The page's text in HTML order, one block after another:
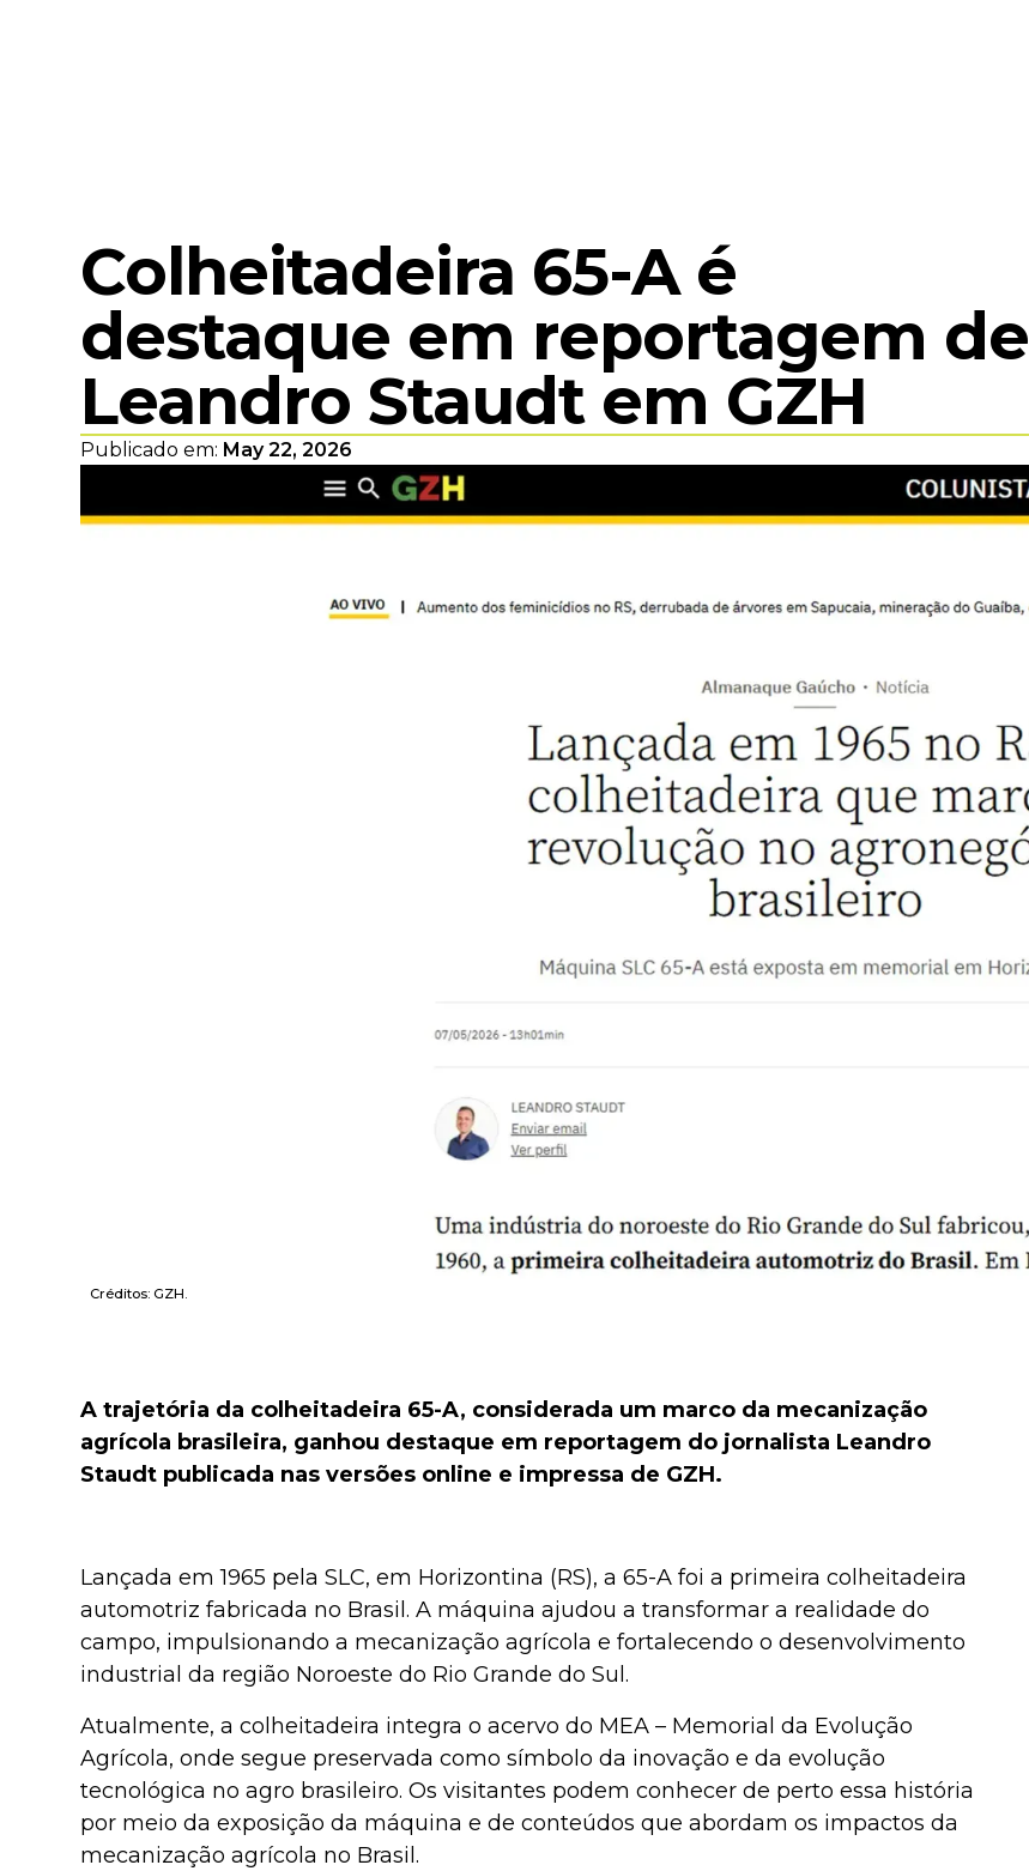
Colheitadeira 65-A é
destaque em reportagem de
Leandro Staudt em GZH
Publicado em: May 22, 2026
Créditos: GZH.
A trajetória da colheitadeira 65-A, considerada um marco da mecanização
agrícola brasileira, ganhou destaque em reportagem do jornalista Leandro
Staudt publicada nas versões online e impressa de GZH.
Lançada em 1965 pela SLC, em Horizontina (RS), a 65-A foi a primeira colheitadeira
automotriz fabricada no Brasil. A máquina ajudou a transformar a realidade do
campo, impulsionando a mecanização agrícola e fortalecendo o desenvolvimento
industrial da região Noroeste do Rio Grande do Sul.
Atualmente, a colheitadeira integra o acervo do MEA – Memorial da Evolução
Agrícola, onde segue preservada como símbolo da inovação e da evolução
tecnológica no agro brasileiro. Os visitantes podem conhecer de perto essa história
por meio da exposição da máquina e de conteúdos que abordam os impactos da
mecanização agrícola no Brasil.